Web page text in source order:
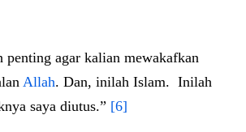
penting agar kalian mewakafkan
Allah. Dan, inilah Islam. Inilah
saya diutus.” [6]